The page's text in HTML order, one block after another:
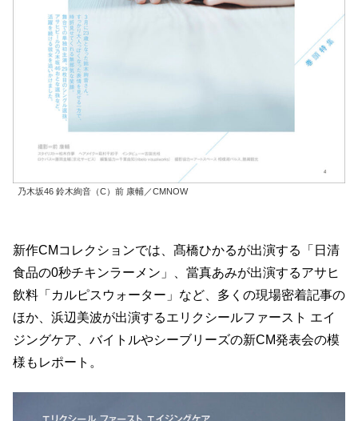
乃木坂46 鈴木絢音（C）前 康輔／CMNOW
新作CMコレクションでは、髙橋ひかるが出演する「日清
食品の0秒チキンラーメン」、當真あみが出演するアサヒ
飲料「カルピスウォーター」など、多くの現場密着記事の
ほか、浜辺美波が出演するエリクシールファースト エイ
ジングケア、バイトルやシーブリーズの新CM発表会の模
様もレポート。